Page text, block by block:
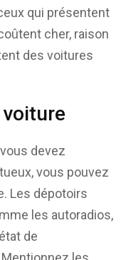
qui présentent
cher, raison
des voitures
devez
vous pouvez
Les dépotoirs
les autoradios,
de